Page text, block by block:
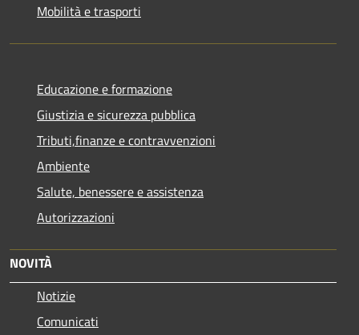
Mobilità e trasporti
Educazione e formazione
Giustizia e sicurezza pubblica
Tributi,finanze e contravvenzioni
Ambiente
Salute, benessere e assistenza
Autorizzazioni
NOVITÀ
Notizie
Comunicati